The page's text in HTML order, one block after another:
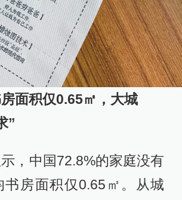
面积仅0.65㎡，大城
”
，中国72.8%的家庭没有
书房面积仅0.65㎡。从城